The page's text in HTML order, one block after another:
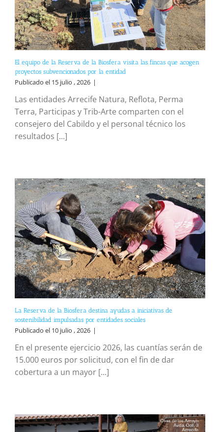
El equipo de la Reserva de la Biosfera visita las fincas que acogen
proyectos subvencionados por la entidad
Publicado el 15 julio , 2026 |
Las entidades Arrecife Natura, Reflota, Perma
Terra, Participas y Trib-Arte comparten con el
consejero del Cabildo y el personal técnico los
resultados [...]
La Reserva de la Biosfera destina ayudas a iniciativas de
sostenibilidad impulsadas por entidades sociales
Publicado el 10 julio , 2026 |
En el presente ejercicio 2026, las cuantías serán de
15.000 euros por solicitud, con el fin de dar
cobertura a un mayor [...]